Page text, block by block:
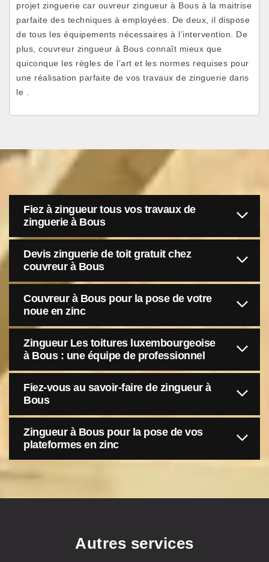
projet zinguerie car ouvreur zingueur à Bous à la maitrise
parfaite des techniques à employées. De deux, il dispose
de tous les équipements nécessaires à l’intervention. De
plus, couvreur zingueur à Bous connaît mieux que
quiconque les règles de l’art et les normes requises pour
une réalisation parfaite de vos travaux de zinguerie dans
le .
Fiez à zingueur tous vos travaux de
zinguerie à Bous
Devis zinguerie de toit gratuit chez
couvreur à Bous
Couvreur à Bous pour la pose de votre
noue en zinc
Zingueur Les toitures luxembourgeoise
à Bous : une équipe de professionnel
Fiez-vous au savoir-faire de zingueur à
Bous
Zingueur à Bous pour la pose de vos
plateformes en zinc
Autres services